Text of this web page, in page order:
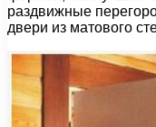
раздвижные
двери из матового